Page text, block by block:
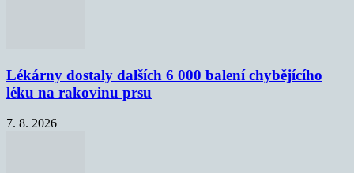
Lékárny dostaly dalších 6 000 balení chybějícího
léku na rakovinu prsu
7. 8. 2026